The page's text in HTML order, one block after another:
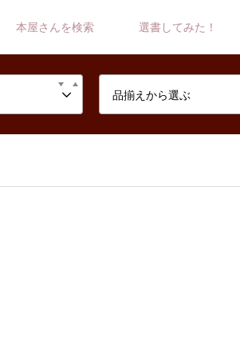
本屋さんを検索 選書してみた！
品揃えから選ぶ